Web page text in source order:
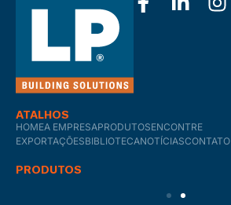
ATALHOS
HOMEA EMPRESAPRODUTOSENCONTRE
EXPORTAÇÕESBIBLIOTECANOTÍCIASCONTATO
PRODUTOS